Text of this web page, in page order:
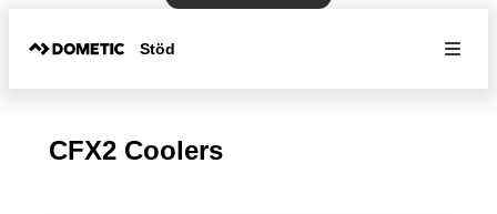
Stöd
CFX2 Coolers